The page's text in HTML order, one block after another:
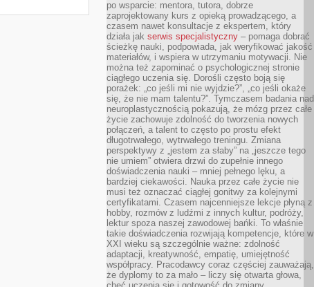
po wsparcie: mentora, tutora, dobrze
zaprojektowany kurs z opieką prowadzącego, a
czasem nawet konsultacje z ekspertem, który
działa jak serwis specjalistyczny – pomaga dobrać
ścieżkę nauki, podpowiada, jak weryfikować jakość
materiałów, i wspiera w utrzymaniu motywacji. Nie
można też zapominać o psychologicznej stronie
ciągłego uczenia się. Dorośli często boją się
porażek: „co jeśli mi nie wyjdzie?”, „co jeśli okaże
się, że nie mam talentu?”. Tymczasem badania nad
neuroplastycznością pokazują, że mózg przez całe
życie zachowuje zdolność do tworzenia nowych
połączeń, a talent to często po prostu efekt
długotrwałego, wytrwałego treningu. Zmiana
perspektywy z „jestem za słaby” na „jeszcze tego
nie umiem” otwiera drzwi do zupełnie innego
doświadczenia nauki – mniej pełnego lęku, a
bardziej ciekawości. Nauka przez całe życie nie
musi też oznaczać ciągłej gonitwy za kolejnymi
certyfikatami. Czasem najcenniejsze lekcje płyną z
hobby, rozmów z ludźmi z innych kultur, podróży,
lektur spoza naszej zawodowej bańki. To właśnie
takie doświadczenia rozwijają kompetencje, które w
XXI wieku są szczególnie ważne: zdolność
adaptacji, kreatywność, empatię, umiejętność
współpracy. Pracodawcy coraz częściej zauważają,
że dyplomy to za mało – liczy się otwarta głowa,